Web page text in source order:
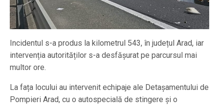
Incidentul s-a produs la kilometrul 543, în județul Arad, iar
intervenția autorităților s-a desfășurat pe parcursul mai
multor ore.
La fața locului au intervenit echipaje ale Detașamentului de
Pompieri Arad, cu o autospecială de stingere și o